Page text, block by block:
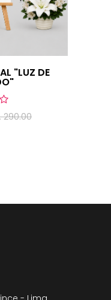
"LUZ DE
290.00